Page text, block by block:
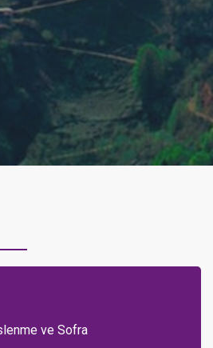
ve Sofra